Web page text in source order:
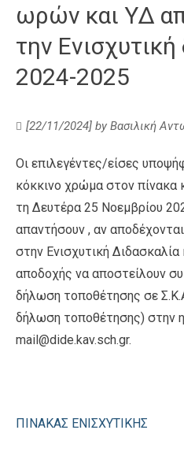
ωρών και ΥΔ
την Ενισχυτική
2024-2025
[22/11/2024] by Βασιλική
Οι επιλεγέντες/είσες
κόκκινο χρώμα στον πίνακα
τη Δευτέρα 25 Νοεμβρίου
απαντήσουν , αν
στην Ενισχυτική
αποδοχής να αποστείλουν
δήλωση τοποθέτησης σε
δήλωση τοποθέτησης) στην
mail@dide.kav.sch.gr.
ΠΙΝΑΚΑΣ ΕΝΙΣΧΥΤΙΚΗΣ